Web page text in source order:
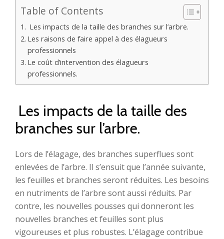
Table of Contents
Les impacts de la taille des branches sur l’arbre.
Les raisons de faire appel à des élagueurs
professionnels
Le coût d’intervention des élagueurs
professionnels.
Les impacts de la taille des
branches sur l’arbre.
Lors de l’élagage, des branches superflues sont
enlevées de l’arbre. Il s’ensuit que l’année suivante,
les feuilles et branches seront réduites. Les besoins
en nutriments de l’arbre sont aussi réduits. Par
contre, les nouvelles pousses qui donneront les
nouvelles branches et feuilles sont plus
vigoureuses et plus robustes. L’élagage contribue